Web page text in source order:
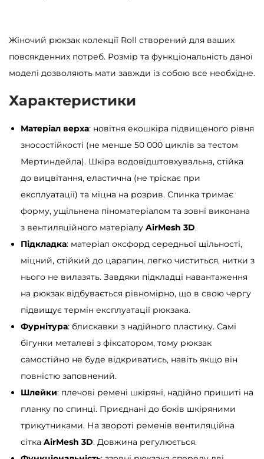
й
S
a
a
g
R
o
l
l
T
o
p
O
n
e
б
е
ж
е
в
и
й
к
і
Жіночий рюкзак колекції Roll створений для ваших
повсякденних потреб. Розмір та функціональність даної
моделі дозволяють мати завжди із собою все необхідне.
Характеристики
Матеріал верха: новітня екошкіра підвищеного рівня
зносостійкості (не менше 50 000 циклів за тестом
Мертиндейла). Шкіра водовідштовхувальна, стійка
до вицвітання, еластична (не тріскає при
експлуатації) та міцна на розрив. Спинка тримає
форму, ущільнена піноматеріалом та зовні виконана
з вентиляційного матеріалу AirMesh 3D.
Підкладка: матеріал оксфорд середньої щільності,
міцний, стійкий до царапин, легко чиститься, нитки з
нього не вилазять. Завдяки підкладці навантаження
на рюкзак відбувається рівномірно, що в свою чергу
підвищує термін експлуатації рюкзака.
Фурнітура: блискавки з надійного пластику. Самі
бігунки металеві з фіксатором, тому рюкзак
самостійно не буде відкриватись, навіть якщо він
повністю заповнений.
Шлейки: плечові ремені шкіряні, надійно пришиті на
планку по спинці. Приєднані до боків шкіряними
трикутниками. На звороті ременів вентиляційна
сітка AirMesh 3D. Довжина регулюється.